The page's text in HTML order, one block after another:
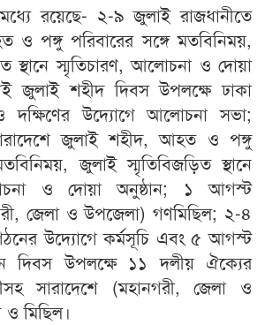
রয়েছে- ২-৯ জুলাই রাজধানীতে
পঙ্গু পরিবারের সঙ্গে মতবিনিময়,
স্থানে স্মৃতিচারণ, আলোচনা ও দোয়া
জুলাই শহীদ দিবস উপলক্ষে ঢাকা
দক্ষিণের উদ্যোগে আলোচনা সভা;
জুলাই শহীদ, আহত ও পঙ্গু
জুলাই স্মৃতিবিজড়িত স্থানে
ও দোয়া অনুষ্ঠান; ১ আগস্ট
জেলা ও উপজেলা) গণমিছিল; ২-৪
উদ্যোগে কর্মসূচি এবং ৫ আগস্ট
দিবস উপলক্ষে ১১ দলীয় ঐক্যের
সারাদেশে (মহানগরী, জেলা ও
মিছিল।